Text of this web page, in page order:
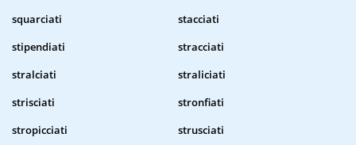
squarciati
stacciati
stipendiati
stracciati
stralciati
straliciati
strisciati
stronfiati
stropicciati
strusciati